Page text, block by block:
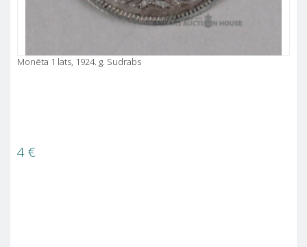
Monēta 1 lats, 1924. g. Sudrabs
4€